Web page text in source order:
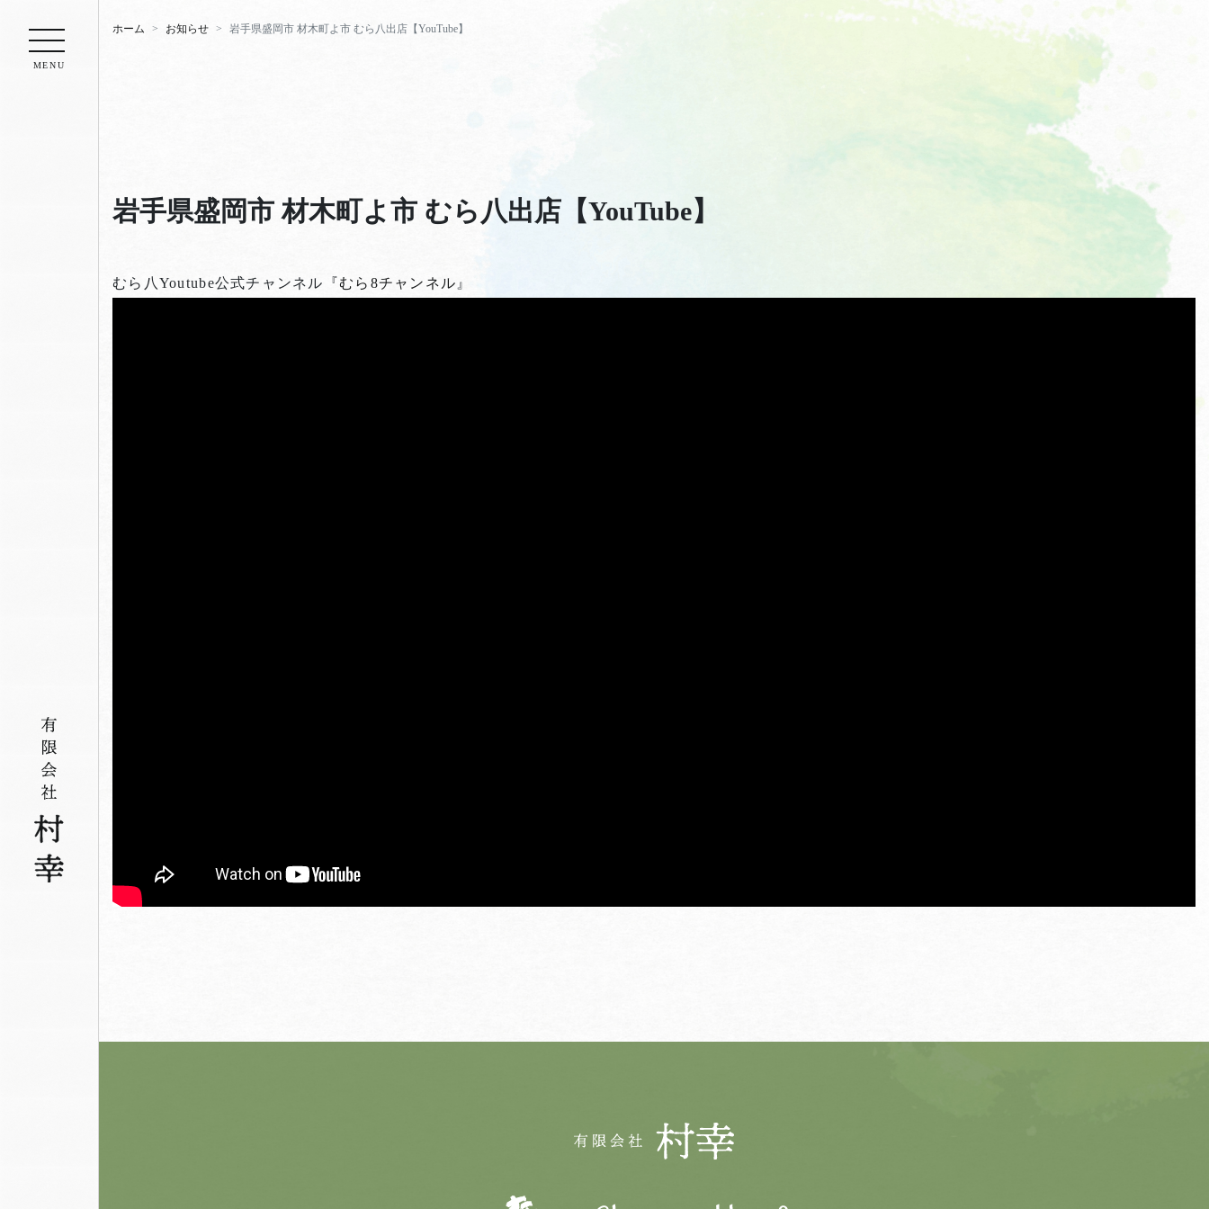
MENU
ホーム お知らせ 岩手県盛岡市 材木町よ市 むら八出店【YouTube】
岩手県盛岡市 材木町よ市 むら八出店【YouTube】
むら八Youtube公式チャンネル『むら8チャンネル 』